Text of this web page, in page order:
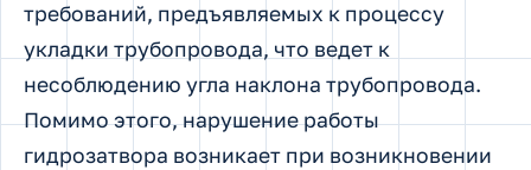
требований, предъявляемых к процессу
укладки трубопровода, что ведет к
несоблюдению угла наклона трубопровода.
Помимо этого, нарушение работы
гидрозатвора возникает при возникновении